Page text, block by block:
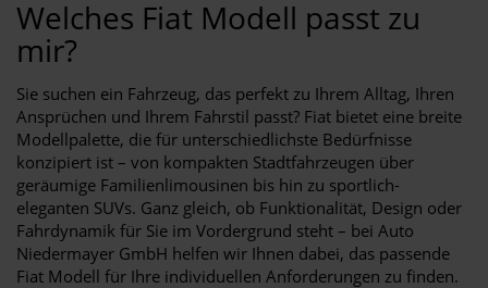
Welches Fiat Modell passt zu
mir?
Sie suchen ein Fahrzeug, das perfekt zu Ihrem Alltag, Ihren
Ansprüchen und Ihrem Fahrstil passt? Fiat bietet eine breite
Modellpalette, die für unterschiedlichste Bedürfnisse
konzipiert ist – von kompakten Stadtfahrzeugen über
geräumige Familienlimousinen bis hin zu sportlich-
eleganten SUVs. Ganz gleich, ob Funktionalität, Design oder
Fahrdynamik für Sie im Vordergrund steht – bei Auto
Niedermayer GmbH helfen wir Ihnen dabei, das passende
Fiat Modell für Ihre individuellen Anforderungen zu finden.